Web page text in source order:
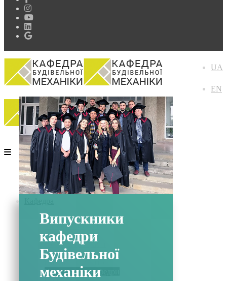
UA
EN
Історія кафедри
Склад кафедри
Освітні програми
Навчальні плани
Навчальні аудиторії
Випускники кафедри
Випускники
кафедри
Будівельної
механіки